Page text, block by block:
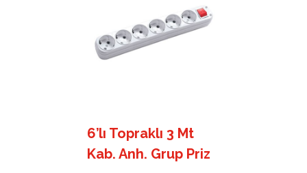
6’lı Topraklı 3 Mt
Kab. Anh. Grup Priz